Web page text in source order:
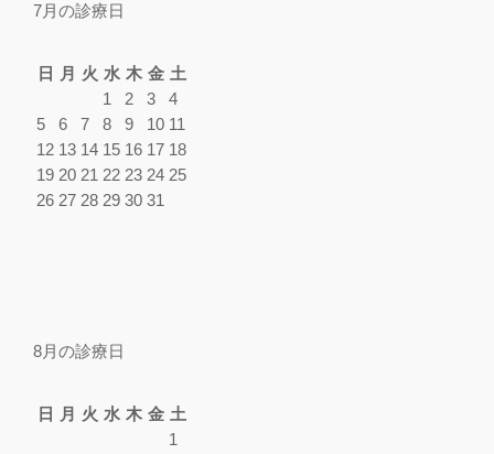
7月の診療日
日 月 火 水 木 金 土
1
2 3
4
5
6 7 8 9 10 11
12 13 14 15 16 17 18
19 20 21 22 23 24 25
26 27 28 29 30 31
8月の診療日
日 月 火 水 木 金 土
1